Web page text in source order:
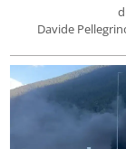
Davide